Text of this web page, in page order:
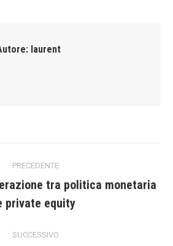
laurent
PRECEDENTE
precedente:
tra politica monetaria
private equity
SUCCESSIVO